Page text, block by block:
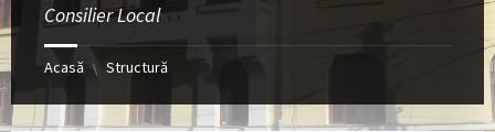
Consilier Local
Acasă \ Structură